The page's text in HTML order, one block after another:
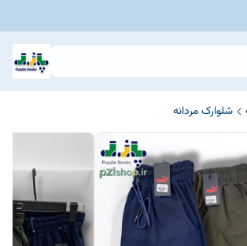
شلوارک مردانه